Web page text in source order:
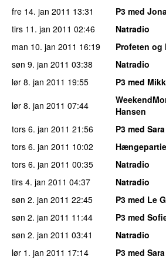
fre 14. jan 2011 13:31
P3 med
tirs 11. jan 2011 02:46
Natradio
man 10. jan 2011 16:19
Profeten og
søn 9. jan 2011 03:38
Natradio
lør 8. jan 2011 19:55
P3 med
lør 8. jan 2011 07:44
Hansen
tors 6. jan 2011 21:56
P3 med
tors 6. jan 2011 10:02
tors 6. jan 2011 00:35
Natradio
tirs 4. jan 2011 04:37
Natradio
søn 2. jan 2011 22:45
P3 med Le
søn 2. jan 2011 11:44
P3 med
søn 2. jan 2011 03:41
Natradio
lør 1. jan 2011 17:14
P3 med